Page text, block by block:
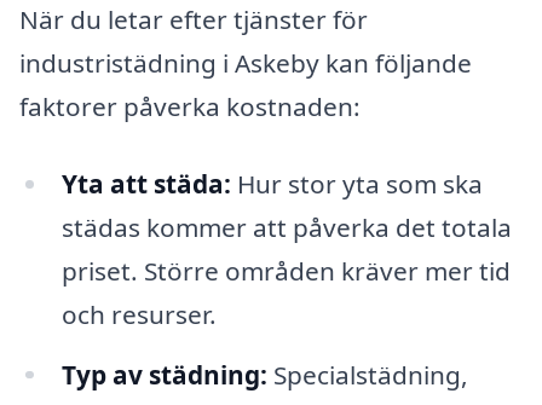
När du letar efter tjänster för
industristädning i Askeby kan följande
faktorer påverka kostnaden:
Yta att städa: Hur stor yta som ska
städas kommer att påverka det totala
priset. Större områden kräver mer tid
och resurser.
Typ av städning: Specialstädning,